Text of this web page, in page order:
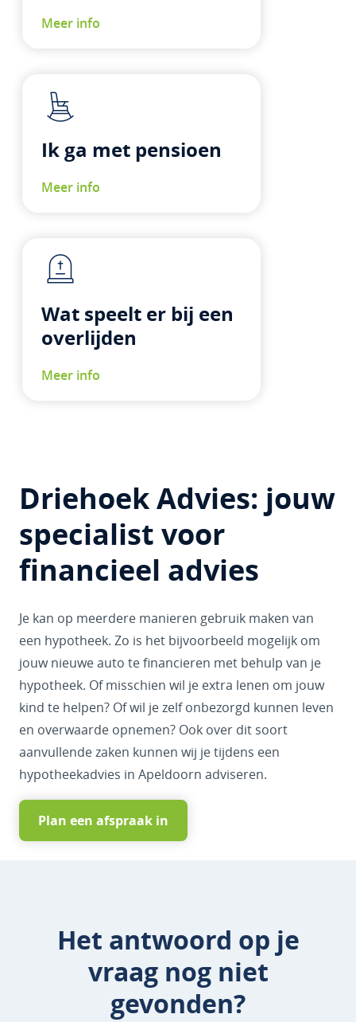
Meer info
Ik ga met pensioen
Meer info
Wat speelt er bij een
overlijden
Meer info
Driehoek Advies: jouw
specialist voor
financieel advies
Je kan op meerdere manieren gebruik maken van
een hypotheek. Zo is het bijvoorbeeld mogelijk om
jouw nieuwe auto te financieren met behulp van je
hypotheek. Of misschien wil je extra lenen om jouw
kind te helpen? Of wil je zelf onbezorgd kunnen leven
en overwaarde opnemen? Ook over dit soort
aanvullende zaken kunnen wij je tijdens een
hypotheekadvies in Apeldoorn adviseren.
Plan een afspraak in
Het antwoord op je
vraag nog niet
gevonden?